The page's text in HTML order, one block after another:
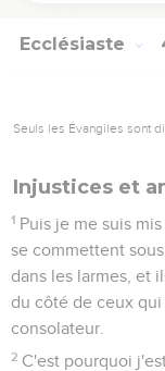
Ecclésiaste
Seuls les Évangiles sont
Injustices et
1 Puis je me suis
se commettent
dans les larmes, et
du côté de ceux
consolateur.
2 C'est pourquoi